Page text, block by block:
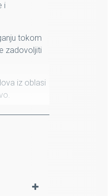
i
tokom
zadovoljiti
iz oblasi